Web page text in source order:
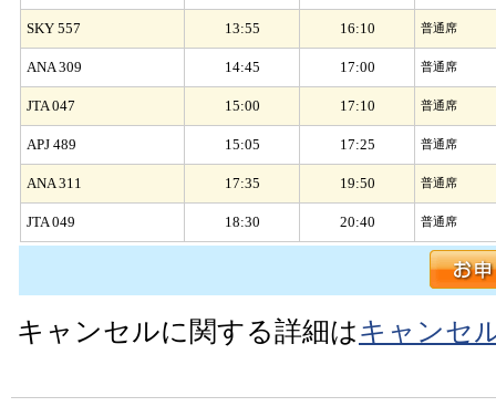
SKY 557 13:55 16:10 普通席
ANA 309 14:45 17:00 普通席
JTA 047 15:00 17:10 普通席
APJ 489 15:05 17:25 普通席
ANA 311 17:35 19:50 普通席
JTA 049 18:30 20:40 普通席
キャンセルに関する詳細はキャンセ